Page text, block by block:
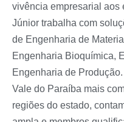
vivência empresarial aos
Júnior trabalha com
de Engenharia de
Engenharia Bioquímica,
Engenharia de
Vale do Paraíba mais
regiões do estado,